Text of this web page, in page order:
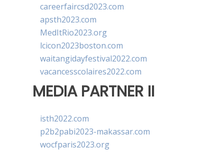
careerfaircsd2023.com
apsth2023.com
MedItRio2023.org
lcicon2023boston.com
waitangidayfestival2022.com
vacancesscolaires2022.com
MEDIA PARTNER II
isth2022.com
p2b2pabi2023-makassar.com
wocfparis2023.org